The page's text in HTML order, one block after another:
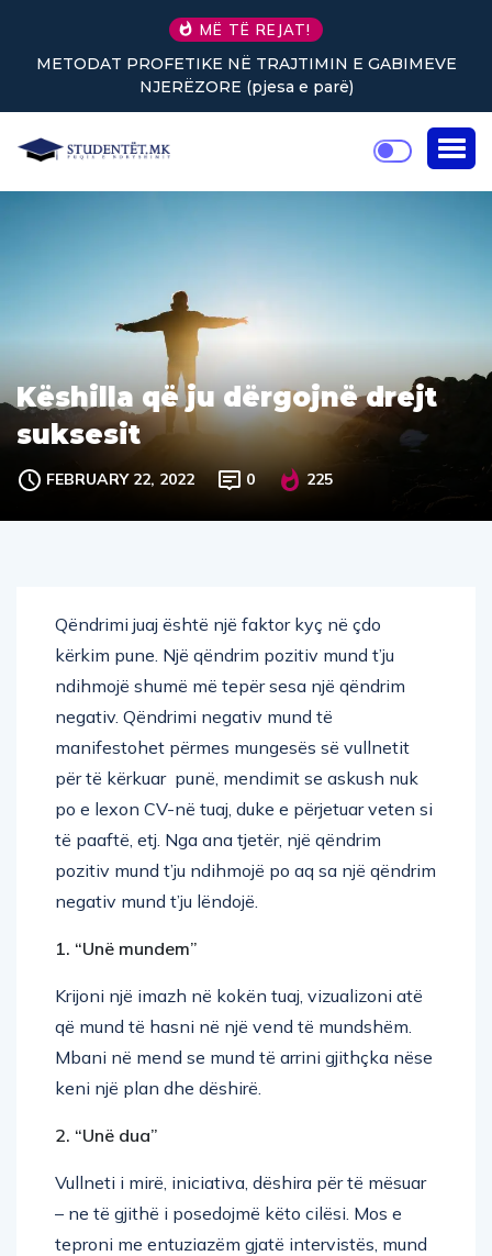
MË TË REJAT!
E GABIMEVE
Nuk keni vullnet për të punuar? Tre
rikthejnë energjinë
Këshilla që ju dërgojnëdrejt
suksesit
FEBRUARY 22, 2022 0 225
Qëndrimi juaj është një faktor kyç në çdo
kërkim pune. Një qëndrim pozitiv mund t’ju
ndihmojë shumë më tepër sesa një qëndrim
negativ. Qëndrimi negativ mund të
manifestohet përmes mungesës së vullnetit
për të kërkuar punë, mendimit se askush nuk
po e lexon CV-në tuaj, duke e përjetuar veten si
të paaftë, etj. Nga ana tjetër, një qëndrim
pozitiv mund t’ju ndihmojë po aq sa një qëndrim
negativ mund t’ju lëndojë.
1. “Unë mundem”
Krijoni një imazh në kokën tuaj, vizualizoni atë
që mund të hasni në një vend të mundshëm.
Mbani në mend se mund të arrini gjithçka nëse
keni një plan dhe dëshirë.
2. “Unë dua”
Vullneti i mirë, iniciativa, dëshira për të mësuar
– ne të gjithë i posedojmë këto cilësi. Mos e
teproni me entuziazëm gjatë intervistës, mund